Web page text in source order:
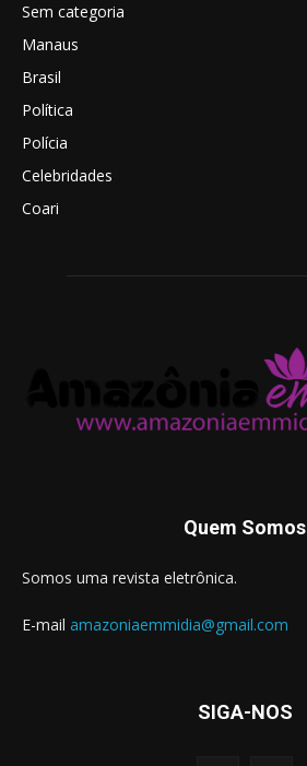
Sem categoria
Manaus
Brasil
Política
Polícia
Celebridades
Coari
Quem Somos
Somos uma revista eletrônica.
E-mail amazoniaemmidia@gmail.com
SIGA-NOS